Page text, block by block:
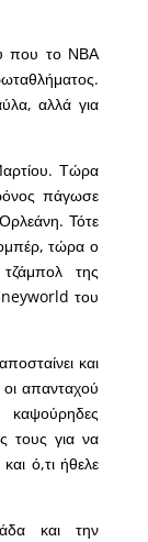
που το ΝΒΑ
αλλά για
Τώρα
πάγωσε
Τότε
τώρα ο
της
του
και
απανταχού
τους για να
ό,τι ήθελε
και την